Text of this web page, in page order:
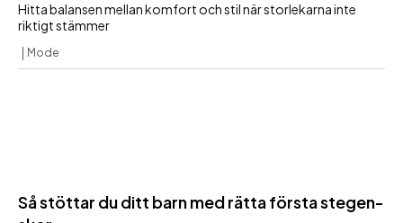
Hitta balansen mellan komfort och stil när storlekarna inte
riktigt stämmer
Mode
Så stöttar du ditt barn med rätta första stegen-